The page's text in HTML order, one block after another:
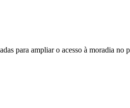
para ampliar o acesso à moradia